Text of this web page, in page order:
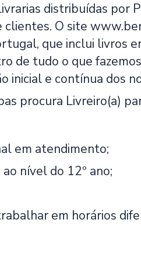
distribuídas
clientes. O site
que inclui livros
de tudo o que
inicial e contínua dos
procura Livreiro(a)
em atendimento;
nível do 12º ano;
em horários